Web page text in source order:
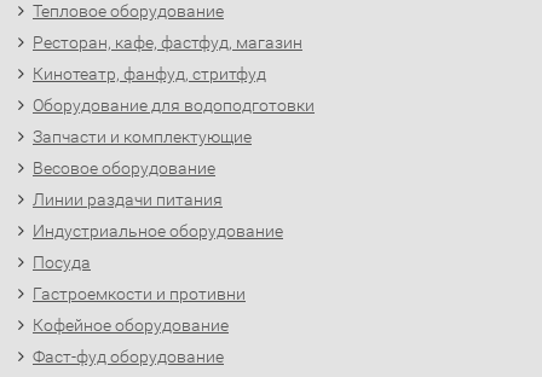
Тепловое оборудование
Ресторан, кафе, фастфуд, магазин
Кинотеатр, фанфуд, стритфуд
Оборудование для водоподготовки
Запчасти и комплектующие
Весовое оборудование
Линии раздачи питания
Индустриальное оборудование
Посуда
Гастроемкости и противни
Кофейное оборудование
Фаст-фуд оборудование